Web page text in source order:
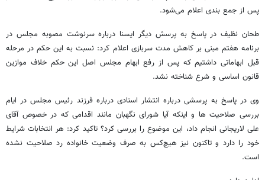
پس از جمع بندی اعلام می‌شود.
طحان نظیف در پاسخ به پرسش دیگر ایسنا درباره سرنوشت مصوبه مجلس در
برنامه هفتم مبنی بر کاهش مدت سربازی اعلام کرد: نسبت به این حکم در مرحله
قبل ابهاماتی داشتیم که پس از رفع ابهام مجلس اصل این حکم خلاف موازین
قانون اساسی و شرع شناخته نشد.
وی در پاسخ به پرسشی درباره انتشار اسنادی درباره فرزند رئیس مجلس در ایام
بررسی صلاحیت ها و اینکه آیا شورای نگهبان مانند اقدامی که در خصوص آقای
علی لاریجانی انجام داد، این موضوع را بررسی کرد؟ تاکید کرد: هر انتخابات شرایط
خود را دارد و تاکنون نیز هیچ‌کس به صرف وضعیت خانواده رد صلاحیت نشده
است.